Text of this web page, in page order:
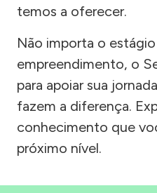
temos a oferecer.
Não importa o
empreendimento, o
para apoiar sua
fazem a diferença.
conhecimento que
próximo nível.